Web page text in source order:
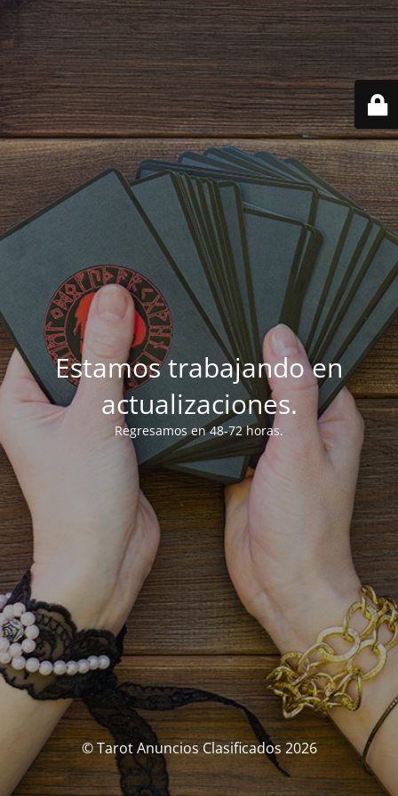
Estamos trabajando en
actualizaciones.
Regresamos en 48-72 horas.
© Tarot Anuncios Clasificados 2026